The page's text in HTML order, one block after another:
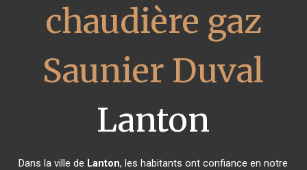
chaudière gaz
Saunier Duval
Lanton
Dans la ville de Lanton, les habitants ont confiance en notre